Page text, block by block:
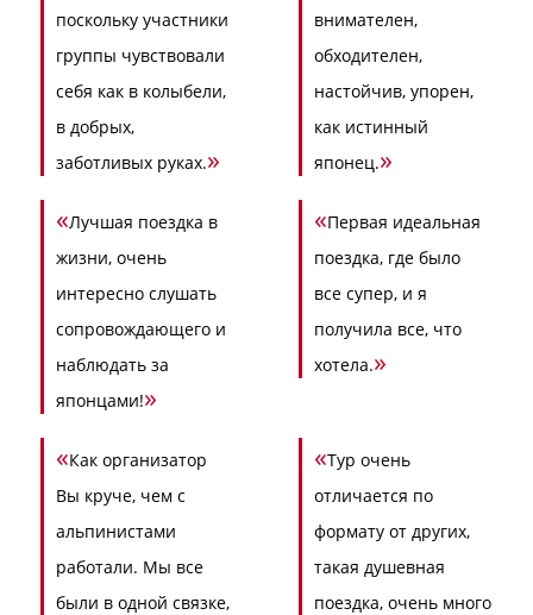
поскольку участники
группы чувствовали
себя как в колыбели,
в добрых,
заботливых руках.»
внимателен,
обходителен,
настойчив, упорен,
как истинный
японец.»
«Лучшая поездка в
жизни, очень
интересно слушать
сопровождающего и
наблюдать за
японцами!»
«Первая идеальная
поездка, где было
все супер, и я
получила все, что
хотела.»
«Как организатор
Вы круче, чем с
альпинистами
работали. Мы все
были в одной связке,
«Тур очень
отличается по
формату от других,
такая душевная
поездка, очень много